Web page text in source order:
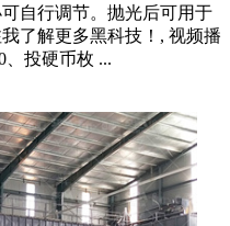
自行调节。抛光后可用于
了解更多黑科技！, 视频播
、投硬币枚 ...